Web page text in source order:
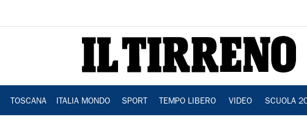
TOSCANA ITALIA MONDO SPORT TEMPO LIBERO VIDEO SCUOLA